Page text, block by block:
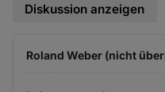
Diskussion anzeigen
Roland Weber (nicht